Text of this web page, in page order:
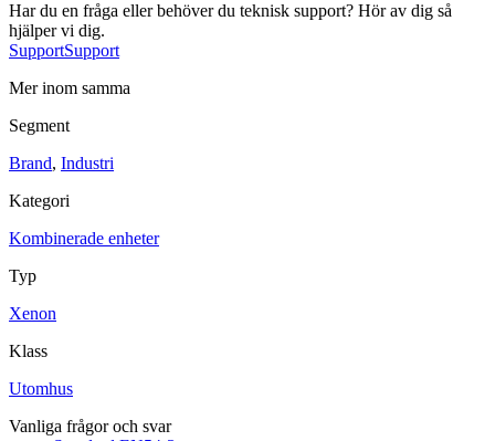
Sirener Kombinerade enheterLarmsystem
Industri
SirenerKombinerade enheter
Ex-klassade
Kombinerade enheter
Larmklockor
Tillbehör
Har du en fråga eller behöver du teknisk support? Hör av dig så
hjälper vi dig.
SupportSupport
Mer inom samma
Segment
Brand, Industri
Kategori
Kombinerade enheter
Typ
Xenon
Klass
Utomhus
Vanliga frågor och svar